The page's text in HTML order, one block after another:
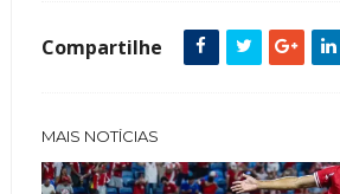
Compartilhe
MAIS NOTÍCIAS